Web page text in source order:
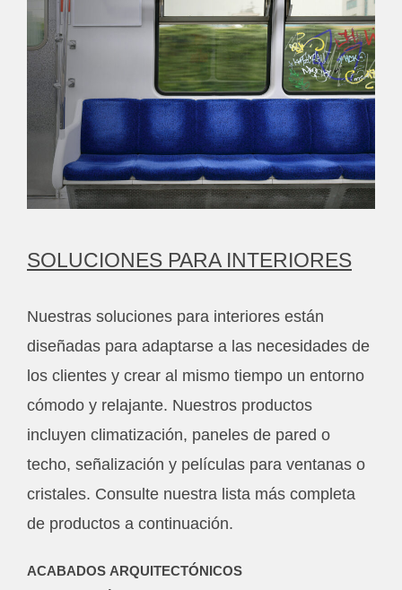
SOLUCIONES PARA INTERIORES
Nuestras soluciones para interiores están
diseñadas para adaptarse a las necesidades de
los clientes y crear al mismo tiempo un entorno
cómodo y relajante. Nuestros productos
incluyen climatización, paneles de pared o
techo, señalización y películas para ventanas o
cristales. Consulte nuestra lista más completa
de productos a continuación.
ACABADOS ARQUITECTÓNICOS